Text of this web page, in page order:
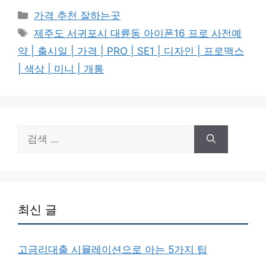
카
테
고
리
가격 추천 잘하는곳
태
그
제주도 서귀포시 대륜동 아이폰16 프로 사전예
약 | 출시일 | 가격 | PRO | SE1 | 디자인 | 프로맥스
| 색상 | 미니 | 개통
색:
최신 글
고금리대출 시뮬레이션으로 아는 5가지 팁